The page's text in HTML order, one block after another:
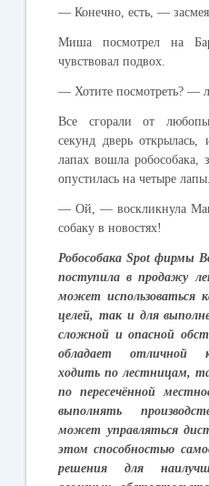
—Конечно ,есть , —
Миша посмотрел на
чувствовал подвох
— Хотите посмотреть? —
Все сгорали от
секунд дверь открылась
лапах вошла робособака,
опустилась на четыре лапы
—Ой , — воскликнула
собаку в новостях!
Робособака Spotфирмы
поступила в продажу
может использоваться
целей, так и для
сложной и опасной
обладает
отличной
ходить по лестницам,
по пересечённой
выполнять
может управляться
этом способностью
решения
для